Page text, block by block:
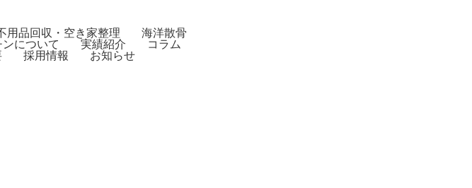
用品回収・空き家整理
海洋散骨
について 実績紹介
コラム
採用情報 お知らせ